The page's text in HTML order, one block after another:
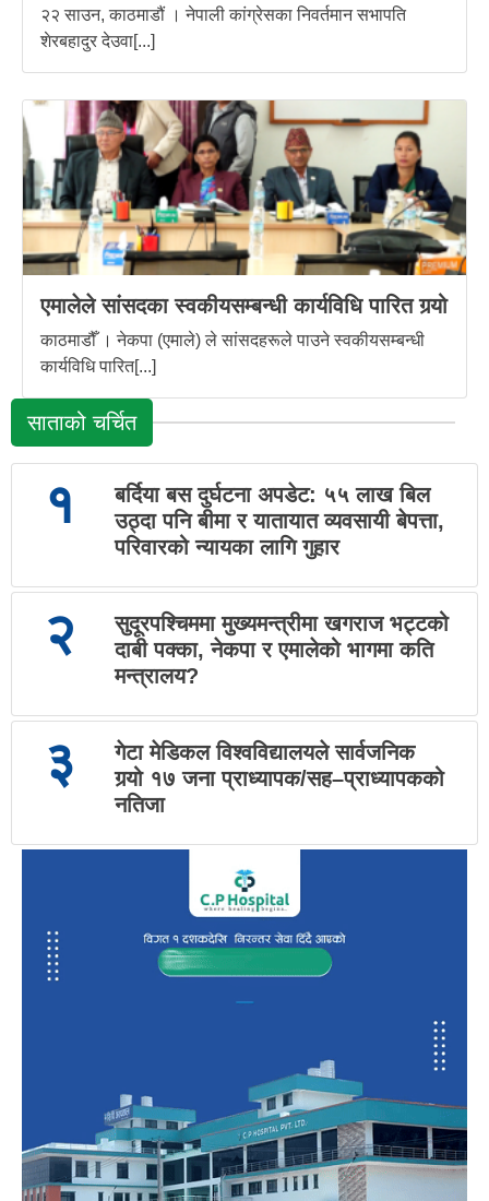
२२ साउन, काठमाडौं । नेपाली कांग्रेसका निवर्तमान सभापति
शेरबहादुर देउवा[...]
एमालेले सांसदका स्वकीयसम्बन्धी कार्यविधि पारित गर्‍यो
काठमाडौँ । नेकपा (एमाले) ले सांसदहरूले पाउने स्वकीयसम्बन्धी
कार्यविधि पारित[...]
साताको चर्चित
१
बर्दिया बस दुर्घटना अपडेट: ५५ लाख बिल
उठ्दा पनि बीमा र यातायात व्यवसायी बेपत्ता,
परिवारको न्यायका लागि गुहार
२
सुदूरपश्चिममा मुख्यमन्त्रीमा खगराज भट्टको
दाबी पक्का, नेकपा र एमालेको भागमा कति
मन्त्रालय?
३
गेटा मेडिकल विश्वविद्यालयले सार्वजनिक
गर्‍यो १७ जना प्राध्यापक/सह–प्राध्यापकको
नतिजा